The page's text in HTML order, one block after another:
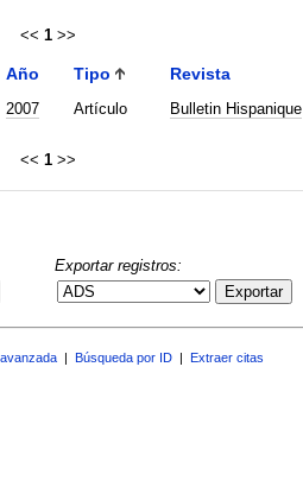
<< 1 >>
Año Tipo Revista
2007 Artículo Bulletin Hispanique
<< 1 >>
Exportar registros:
Exportar
Búsqueda por ID Extraer citas